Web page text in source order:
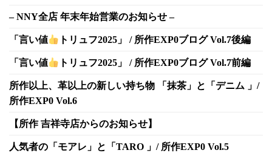
– NNY全店 年末年始営業のお知らせ –
「言い値 トリュフ2025」 / 所作EXP0ブログ Vol.7後編
「言い値 トリュフ2025」 / 所作EXP0ブログ Vol.7前編
所作以上、革以上の新しい持ち物 「抹茶」と「デニム 」/
所作EXP0 Vol.6
【所作 吉祥寺店からのお知らせ】
人気者の「モアレ」と「TARO 」/ 所作EXP0 Vol.5